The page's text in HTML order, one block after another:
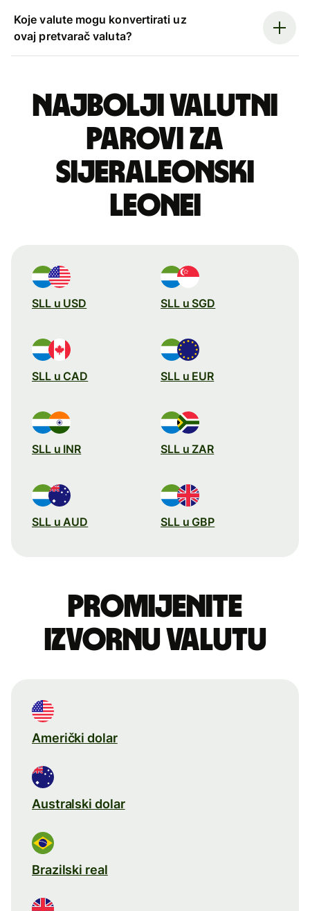
Koje valute mogu konvertirati uz
ovaj pretvarač valuta?
Najbolji valutni
parovi za
sijeraleonski
leonei
SLL u USD SLL u SGD
SLL u CAD SLL u EUR
SLL u INR SLL u ZAR
SLL u AUD SLL u GBP
Promijenite
izvornu valutu
Američki dolar
Australski dolar
Brazilski real